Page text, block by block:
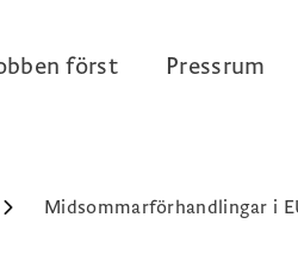
först Pressrum
Midsommarförhandlingar i